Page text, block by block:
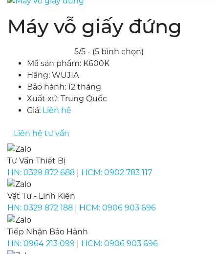
Máy vỗ giấy đứng
5/5 - (5 bình chọn)
Mã sản phẩm: K600K
Hãng: WUJIA
Bảo hành: 12 tháng
Xuất xứ: Trung Quốc
Giá: Liên hệ
Liên hệ tư vấn
Tư Vấn Thiết Bị
HN: 0329 872 688 | HCM: 0902 783 117
Vật Tư - Linh Kiện
HN: 0329 872 188 HCM: 0906 903 696
Tiếp Nhận Bảo Hành
HN: 0964 213 099 HCM: 0906 903 696